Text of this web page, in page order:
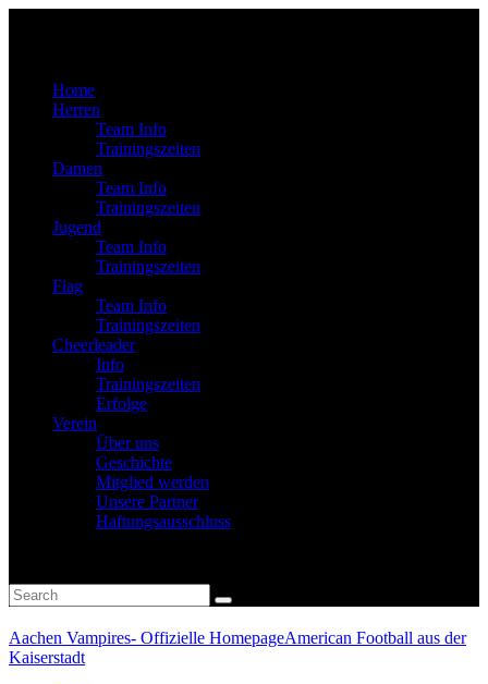
Home
Herren
Team Info
Trainingszeiten
Damen
Team Info
Trainingszeiten
Jugend
Team Info
Trainingszeiten
Flag
Team Info
Trainingszeiten
Cheerleader
Info
Trainingszeiten
Erfolge
Verein
Über uns
Geschichte
Mitglied werden
Unsere Partner
Haftungsausschluss
Aachen Vampires- Offizielle HomepageAmerican Football aus der
Kaiserstadt